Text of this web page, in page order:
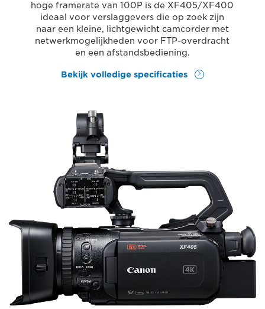
hoge framerate van 100P is de XF405/XF400
ideaal voor verslaggevers die op zoek zijn
naar een kleine, lichtgewicht camcorder met
netwerkmogelijkheden voor FTP-overdracht
en een afstandsbediening.
Bekijk volledige specificaties